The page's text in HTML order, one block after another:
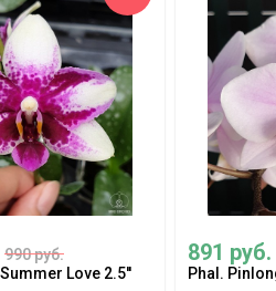
990 руб.
Love 2.5''
891 руб.
Phal.